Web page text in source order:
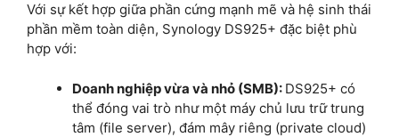
Với sự kết hợp giữa phần cứng mạnh mẽ và hệ sinh thái
phần mềm toàn diện, Synology DS925+ đặc biệt phù
hợp với:
Doanh nghiệp vừa và nhỏ (SMB): DS925+ có
thể đóng vai trò như một máy chủ lưu trữ trung
tâm (file server), đám mây riêng (private cloud)